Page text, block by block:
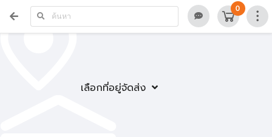
เลือกที่อยู่จัดส่ง
0